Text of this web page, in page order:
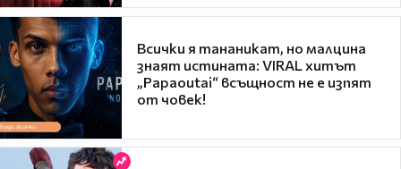
Всички я тананикат, но малцина
знаят истината: VIRAL хитът
„Papaoutai“ всъщност не е изпят
от човек!